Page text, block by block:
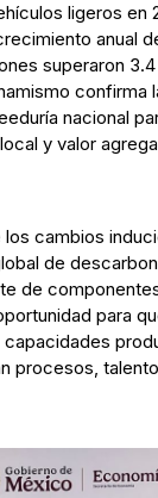
ligeros en
anual
superaron
confirma
nacional
y valor
los cambios
de
de
para
procesos,